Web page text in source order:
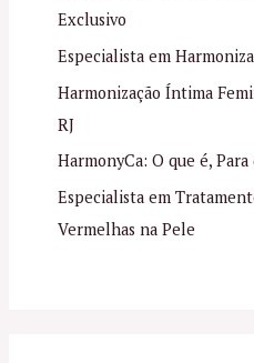
Exclusivo
Especialista em
Harmonização Íntima
RJ
HarmonyCa: O que é,
Especialista em
Vermelhas na Pele